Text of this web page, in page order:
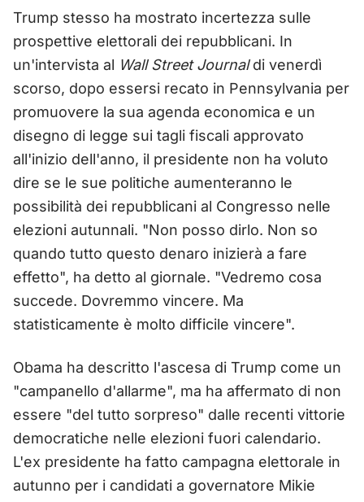
Trump stesso ha mostrato incertezza sulle
prospettive elettorali dei repubblicani. In
un'intervista al Wall Street Journaldi venerdì
scorso, dopo essersi recato in Pennsylvania per
promuovere la sua agenda economica e un
disegno di legge sui tagli fiscali approvato
all'inizio dell'anno, il presidente non ha voluto
dire se le sue politiche aumenteranno le
possibilità dei repubblicani al Congresso nelle
elezioni autunnali. "Non posso dirlo. Non so
quando tutto questo denaro inizierà a fare
effetto", ha detto al giornale. "Vedremo cosa
succede. Dovremmo vincere. Ma
statisticamente è molto difficile vincere".
Obama ha descritto l'ascesa di Trump come un
"campanello d'allarme", ma ha affermato di non
essere "del tutto sorpreso" dalle recenti vittorie
democratiche nelle elezioni fuori calendario.
L'ex presidente ha fatto campagna elettorale in
autunno per i candidati a governatore Mikie